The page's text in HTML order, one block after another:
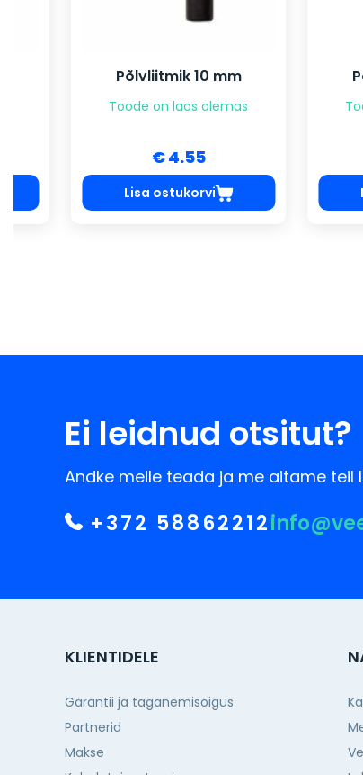
Põlvliitmik 10 mm
Toode on laos olemas
€ 4.55
Lisa ostukorvi
Toode
Lisa
Ei leidnud otsitut?
Andke meile teada ja me aitame teil
+372 58862212
KLIENTIDELE
Garantii ja taganemisõigus
Partnerid
Makse